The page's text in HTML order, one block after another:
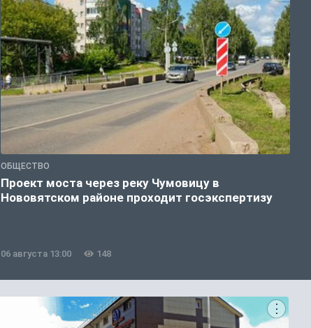
ОБЩЕСТВО
Проект моста через реку Чумовицу в
Нововятском районе проходит госэкспертизу
06 августа 13:00 148